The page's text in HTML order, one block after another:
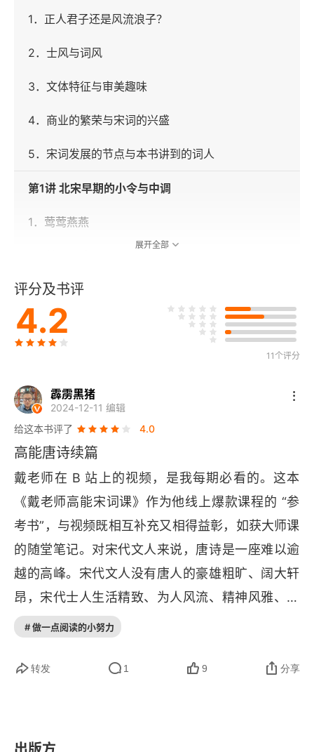
1．正人君子还是风流浪子？
2．士风与词风
3．文体特征与审美趣味
4．商业的繁荣与宋词的兴盛
5．宋词发展的节点与本书讲到的词人
第1讲 北宋早期的小令与中调
1．莺莺燕燕
3．“言情神品”
第2讲 柳词：“不减唐人高处”
2．“领字”的妙用
3．环环相扣
第3讲 周邦彦：“词中老杜”
1．“乐府独步”，贵贱通吃
2．“集大成者”
4．感受“曲折繁复”
第4讲 中秋词中的绝唱
1．“逸怀浩气”
展开全部
评分及书评
4.2
11个评分
霹雳黑猪
2024-12-11 编辑
给这本书评了
4.0
高能唐诗续篇
戴老师在 B 站上的视频，是我每期必看的。这本
《戴老师高能宋词课》作为他线上爆款课程的 “参
考书”，与视频既相互补充又相得益彰，如获大师课
的随堂笔记。对宋代文人来说，唐诗是一座难以逾
越的高峰。宋代文人没有唐人的豪雄粗旷、阔大轩
昂，宋代士人生活精致、为人风流、精神风雅、内
心丰富、感受细腻，倦怠颓唐，与词风一拍即合，
致。戴老师赏析宋词，摒弃了上学时都背过的语言
幽默好玩又系统深刻，听着段子就能把宋词真正
# 做一点阅读的小努力
转发 1 9 分享